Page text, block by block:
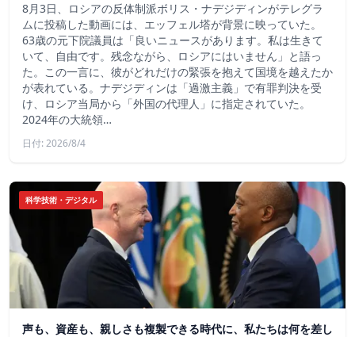
8月3日、ロシアの反体制派ボリス・ナデジディンがテレグラ
ムに投稿した動画には、エッフェル塔が背景に映っていた。
63歳の元下院議員は「良いニュースがあります。私は生きて
いて、自由です。残念ながら、ロシアにはいません」と語っ
た。この一言に、彼がどれだけの緊張を抱えて国境を越えたか
が表れている。ナデジディンは「過激主義」で有罪判決を受
け、ロシア当局から「外国の代理人」に指定されていた。
2024年の大統領…
日付: 2026/8/4
科学技術・デジタル
声も、資産も、親しさも複製できる時代に、私たちは何を差し